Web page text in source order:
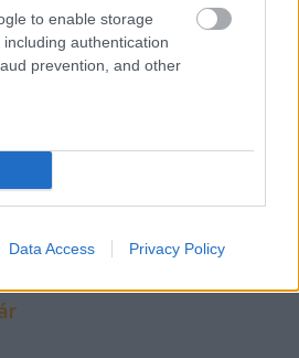
to enable storage
authentication
prevention, and other
Data Access Privacy Policy
sok helyet foglal! És
ideig (1-1,5 év) biztosan nem
addig semmiképpen nem
pedig majd veszek 1
kivaterázom. :-)
nem licitált, úgyhogy szabad a